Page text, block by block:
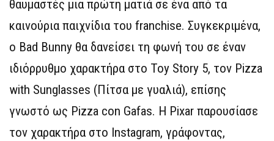
θαυμαστές μια πρώτη ματιά σε ένα από τα
καινούρια παιχνίδια του franchise. Συγκεκριμένα,
ο Bad Bunny θα δανείσει τη φωνή του σε έναν
ιδιόρρυθμο χαρακτήρα στο Toy Story 5, τον Pizza
with Sunglasses (Πίτσα με γυαλιά), επίσης
γνωστό ως Pizza con Gafas. Η Pixar παρουσίασε
τον χαρακτήρα στο Instagram, γράφοντας,